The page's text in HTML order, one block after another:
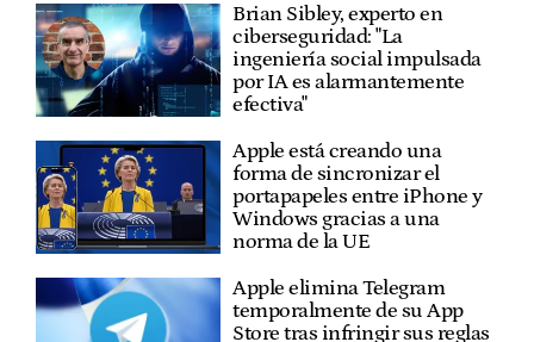
Brian Sibley, experto en
ciberseguridad: "La
ingeniería social impulsada
por IA es alarmantemente
efectiva"
Apple está creando una
forma de sincronizar el
portapapeles entre iPhone y
Windows gracias a una
norma de la UE
Apple elimina Telegram
temporalmente de su App
Store tras infringir sus reglas